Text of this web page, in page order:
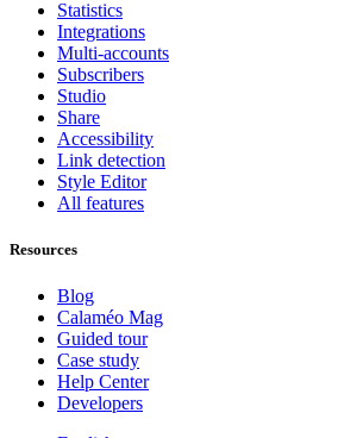
Statistics
Integrations
Multi-accounts
Subscribers
Studio
Share
Accessibility
Link detection
Style Editor
All features
Resources
Blog
Calaméo Mag
Guided tour
Case study
Help Center
Developers